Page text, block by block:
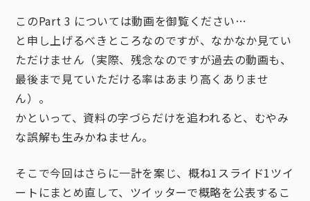
このPart 3 については動画を御覧ください…
と申し上げるべきところなのですが、なかなか見てい
ただけません（実際、残念なのですが過去の動画も、
最後まで見ていただける率はあまり高くありませ
ん）。
かといって、資料の字づらだけを追われると、むやみ
な誤解も生みかねません。
そこで今回はさらに一計を案じ、概ね1スライド1ツイ
ートにまとめ直して、ツイッターで概略を公表するこ